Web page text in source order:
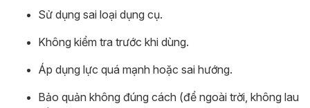
Sử dụng sai loại dụng cụ.
Không kiểm tra trước khi dùng.
Áp dụng lực quá mạnh hoặc sai hướng.
Bảo quản không đúng cách (để ngoài trời, không lau